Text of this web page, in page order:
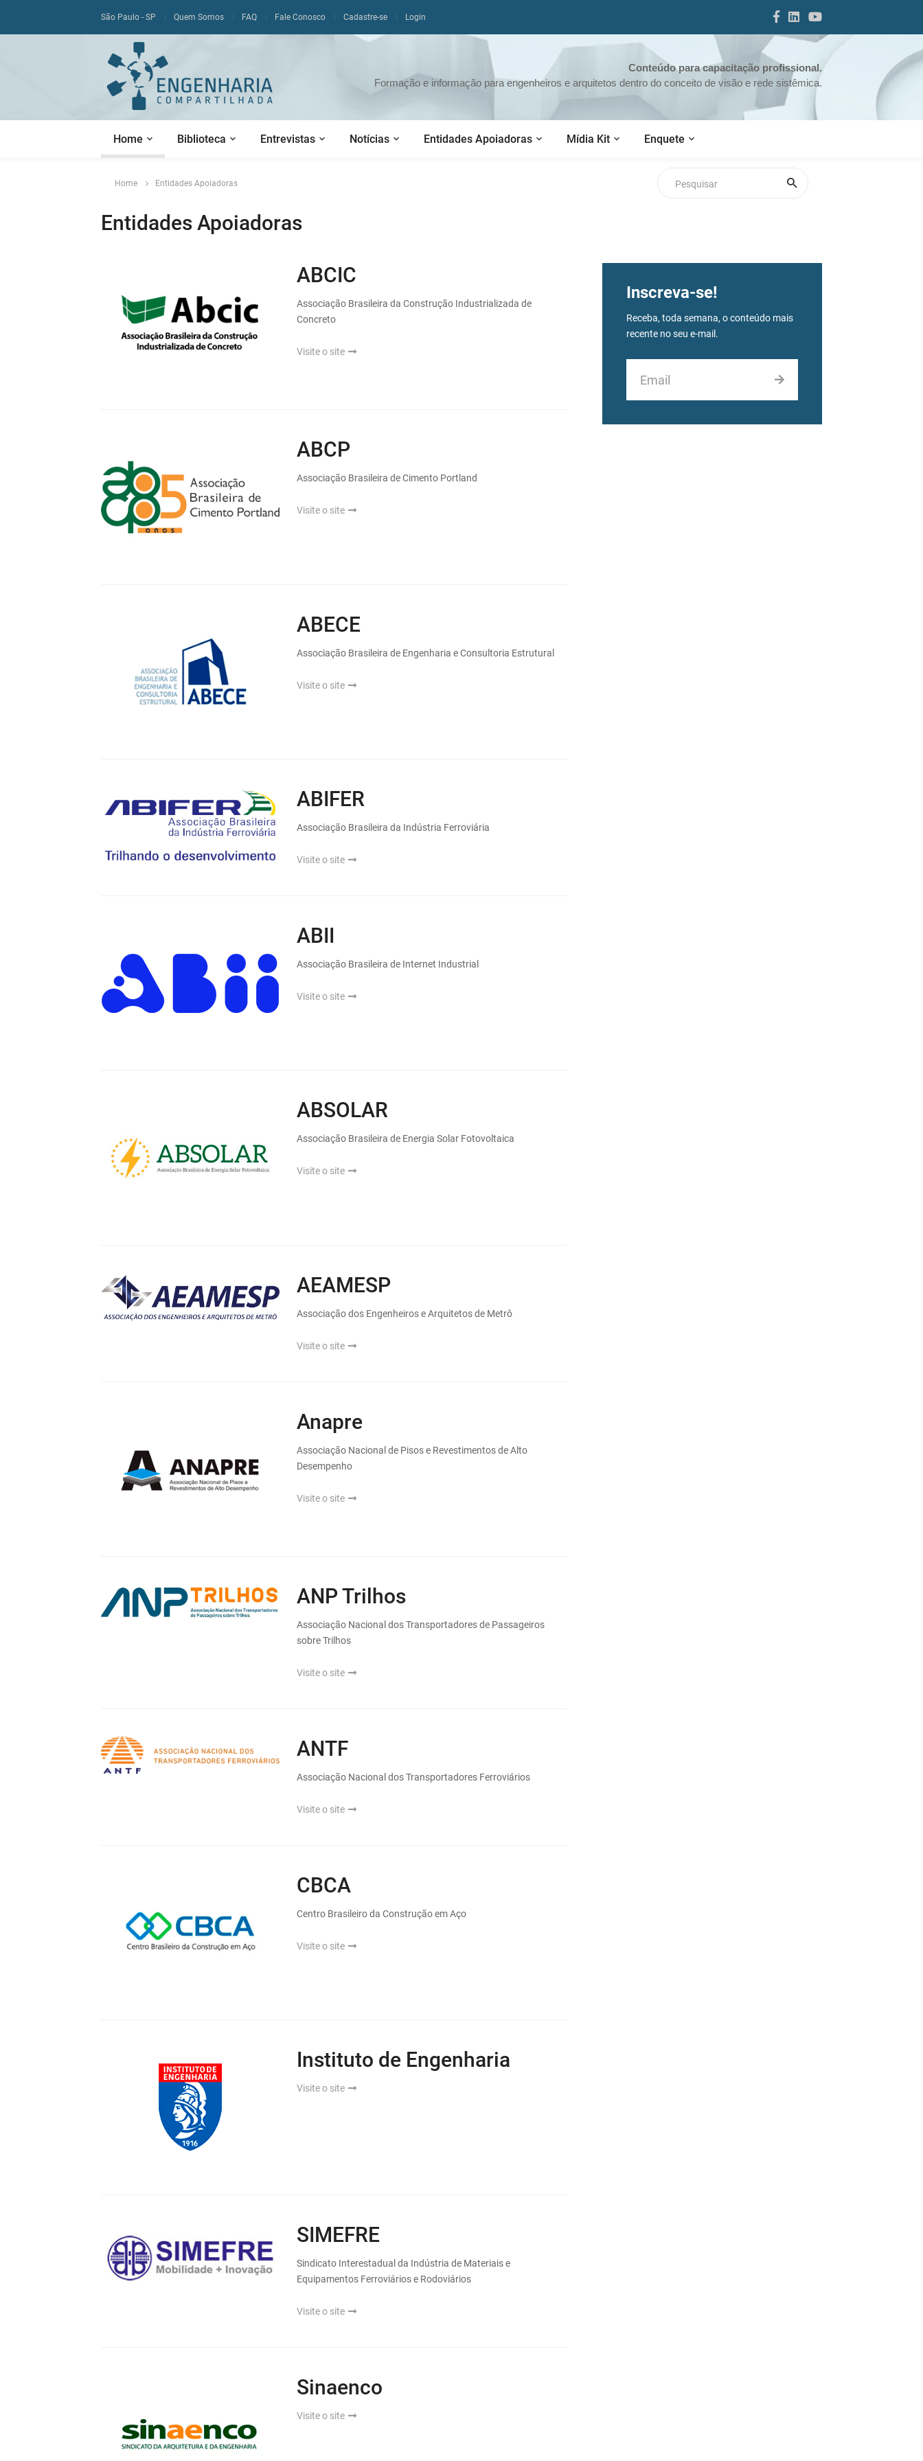
São Paulo - SP Quem Somos FAQ Fale Conosco Cadastre-se Login
Conteúdo para capacitação profissional.
Formação e informação para engenheiros e arquitetos dentro do conceito de visão e rede sistêmica.
Home Biblioteca Entrevistas Notícias Entidades Apoiadoras Mídia Kit Enquete
Home Entidades Apoiadoras
Entidades Apoiadoras
ABCIC
Associação Brasileira da Construção Industrializada de
Concreto
Visite o site
ABCP
Associação Brasileira de Cimento Portland
Visite o site
ABECE
Associação Brasileira de Engenharia e Consultoria Estrutural
Visite o site
ABIFER
Associação Brasileira da Indústria Ferroviária
Visite o site
ABII
Associação Brasileira de Internet Industrial
Visite o site
ABSOLAR
Associação Brasileira de Energia Solar Fotovoltaica
Visite o site
AEAMESP
Associação dos Engenheiros e Arquitetos de Metrô
Visite o site
Anapre
Associação Nacional de Pisos e Revestimentos de Alto
Desempenho
Visite o site
ANP Trilhos
Associação Nacional dos Transportadores de Passageiros
sobre Trilhos
Visite o site
ANTF
Associação Nacional dos Transportadores Ferroviários
Visite o site
CBCA
Centro Brasileiro da Construção em Aço
Visite o site
Instituto de Engenharia
Visite o site
SIMEFRE
Sindicato Interestadual da Indústria de Materiais e
Equipamentos Ferroviários e Rodoviários
Visite o site
Sinaenco
Visite o site
Inscreva-se!
Receba, toda semana, o conteúdo mais
recente no seu e-mail.